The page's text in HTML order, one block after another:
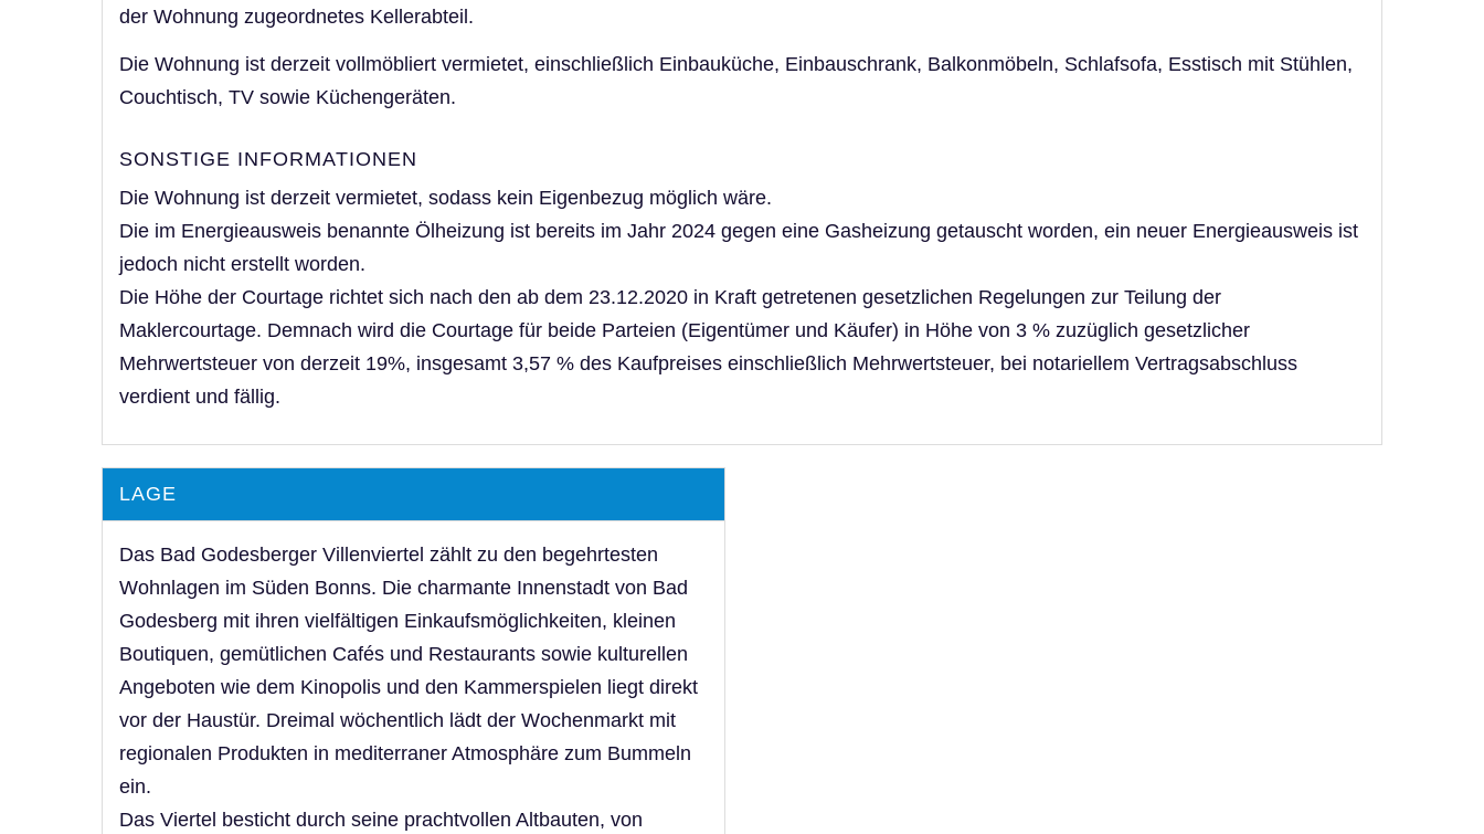
der Wohnung zugeordnetes Kellerabteil.
Die Wohnung ist derzeit vollmöbliert vermietet, einschließlich Einbauküche, Einbauschrank, Balkonmöbeln, Schlafsofa, Esstisch mit Stühlen,
Couchtisch, TV sowie Küchengeräten.
SONSTIGE INFORMATIONEN
Die Wohnung ist derzeit vermietet, sodass kein Eigenbezug möglich wäre.
Die im Energieausweis benannte Ölheizung ist bereits im Jahr 2024 gegen eine Gasheizung getauscht worden, ein neuer Energieausweis ist
jedoch nicht erstellt worden.
Die Höhe der Courtage richtet sich nach den ab dem 23.12.2020 in Kraft getretenen gesetzlichen Regelungen zur Teilung der
Maklercourtage. Demnach wird die Courtage für beide Parteien (Eigentümer und Käufer) in Höhe von 3 % zuzüglich gesetzlicher
Mehrwertsteuer von derzeit 19%, insgesamt 3,57 % des Kaufpreises einschließlich Mehrwertsteuer, bei notariellem Vertragsabschluss
verdient und fällig.
LAGE
Das Bad Godesberger Villenviertel zählt zu den begehrtesten
Wohnlagen im Süden Bonns. Die charmante Innenstadt von Bad
Godesberg mit ihren vielfältigen Einkaufsmöglichkeiten, kleinen
Boutiquen, gemütlichen Cafés und Restaurants sowie kulturellen
Angeboten wie dem Kinopolis und den Kammerspielen liegt direkt
vor der Haustür. Dreimal wöchentlich lädt der Wochenmarkt mit
regionalen Produkten in mediterraner Atmosphäre zum Bummeln
ein.
Das Viertel besticht durch seine prachtvollen Altbauten, von